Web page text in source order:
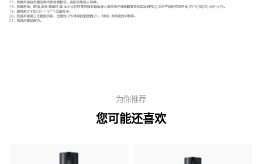
为你推荐
您可能还喜欢